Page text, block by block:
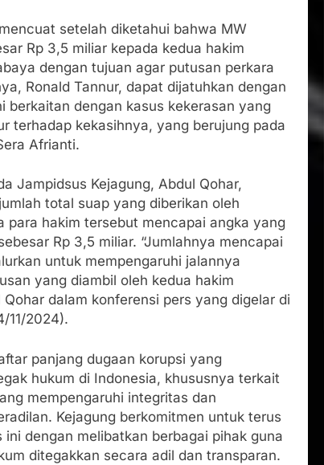
setelah diketahui bahwa MW
Rp 3,5 miliar kepada kedua hakim
dengan tujuan agar putusan perkara
Ronald Tannur, dapat dijatuhkan dengan
berkaitan dengan kasus kekerasan yang
terhadap kekasihnya, yang berujung pada
Afrianti.
Jampidsus Kejagung, Abdul Qohar,
total suap yang diberikan oleh
para hakim tersebut mencapai angka yang
Rp 3,5 miliar. “Jumlahnya mencapai
untuk mempengaruhi jalannya
yang diambil oleh kedua hakim
dalam konferensi pers yang digelar di
11/2024).
panjang dugaan korupsi yang
hukum di Indonesia, khususnya terkait
mempengaruhi integritas dan
Kejagung berkomitmen untuk terus
dengan melibatkan berbagai pihak guna
ditegakkan secara adil dan transparan.